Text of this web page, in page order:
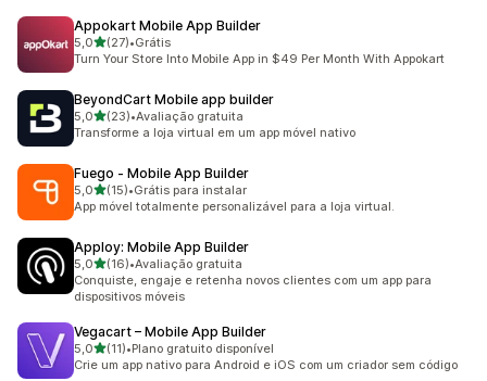
Appokart Mobile App Builder
5,0de 5 estrelas
(27)
27 avaliações ao todo
•Grátis
Turn Your Store Into Mobile App in $49 Per Month With Appokart
BeyondCart Mobile app builder
5,0de 5 estrelas
(23)
23 avaliações ao todo
•Avaliação gratuita
Transforme a loja virtual em um app móvel nativo
Fuego ‑ Mobile App Builder
5,0de 5 estrelas
(15)
15 avaliações ao todo
•Grátis para instalar
App móvel totalmente personalizável para a loja virtual.
Apploy: Mobile App Builder
5,0de 5 estrelas
(16)
16 avaliações ao todo
•Avaliação gratuita
Conquiste, engaje e retenha novos clientes com um app para
dispositivos móveis
Vegacart – Mobile App Builder
5,0de 5 estrelas
(11)
11 avaliações ao todo
•Plano gratuito disponível
Crie um app nativo para Android e iOS com um criador sem código